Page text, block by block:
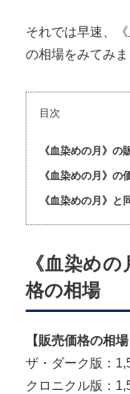
それでは早速、
の相場をみてみま
目次
《血染めの月》の
《血染めの月》の
《血染めの月》と
《血染め
格の相場
【販売価格の相場
ザ・ダーク版：
クロニクル版：